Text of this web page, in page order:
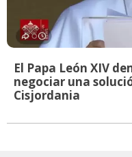
El Papa León XIV
negociar una
Cisjordania